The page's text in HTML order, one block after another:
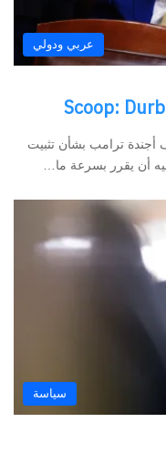
عربي ودولي
ترامب بشأن تثبيت
أن يقرر بسرعة ما…
سياسة